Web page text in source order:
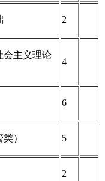
2
会主义理论
4
6
） 5
2